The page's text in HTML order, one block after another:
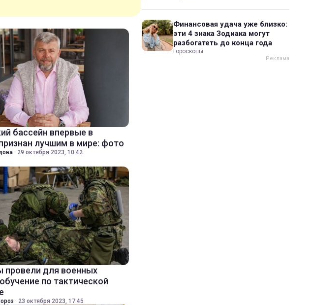
бассейн впервые в
лучшим в мире: фото
· 29 октября 2023, 10:42
провели для военных
по тактической
· 23 октября 2023, 17:45
Финансовая удача уже близко:
эти 4 знака Зодиака могут
разбогатеть до конца года
Гороскопы